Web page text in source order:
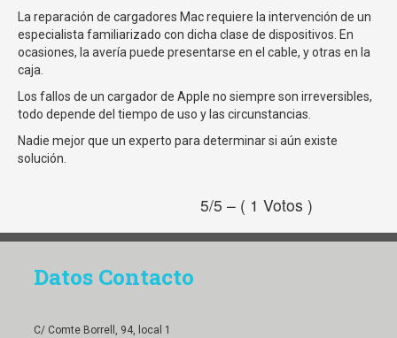
La reparación de cargadores Mac requiere la intervención de un
especialista familiarizado con dicha clase de dispositivos. En
ocasiones, la avería puede presentarse en el cable, y otras en la
caja.
Los fallos de un cargador de Apple no siempre son irreversibles,
todo depende del tiempo de uso y las circunstancias.
Nadie mejor que un experto para determinar si aún existe
solución.
5/5 – ( 1 Votos )
Datos Contacto
C/ Comte Borrell, 94, local 1